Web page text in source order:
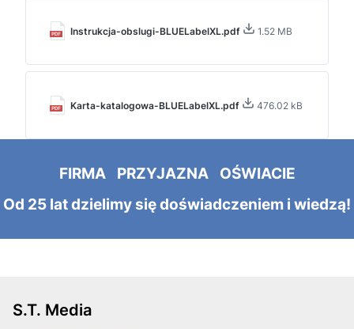
Instrukcja-obslugi-BLUELabelXL.pdf 1.52 MB
Karta-katalogowa-BLUELabelXL.pdf 476.02 kB
FIRMA PRZYJAZNA OŚWIACIE
Od 25 lat dzielimy się doświadczeniem i wiedzą!
S.T. Media